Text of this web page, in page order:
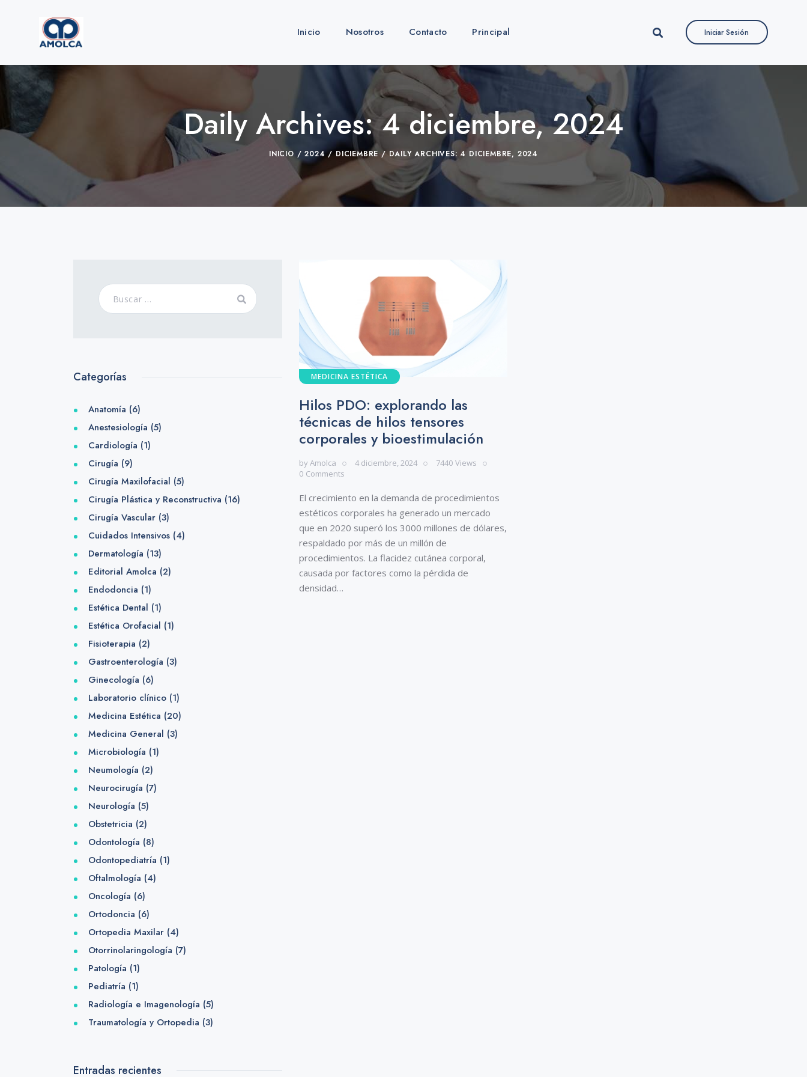
Inicio Nosotros Contacto Principal Iniciar Sesión
Daily Archives: 4 diciembre, 2024
INICIO 2024 DICIEMBRE DAILY ARCHIVES: 4 DICIEMBRE, 2024
MEDICINA ESTÉTICA
Hilos PDO: explorando las
técnicas de hilos tensores
corporales y bioestimulación
byAmolca 4 diciembre, 2024 7440 Views
0 Comments
El crecimiento en la demanda de procedimientos
estéticos corporales ha generado un mercado
que en 2020 superó los 3000 millones de dólares,
respaldado por más de un millón de
procedimientos. La flacidez cutánea corporal,
causada por factores como la pérdida de
densidad…
Categorías
Anatomía (6)
Anestesiología (5)
Cardiología (1)
Cirugía (9)
Cirugía Maxilofacial (5)
Cirugía Plástica y Reconstructiva (16)
Cirugía Vascular(3)
Cuidados Intensivos(4)
Dermatología (13)
Editorial Amolca (2)
Endodoncia (1)
Estética Dental (1)
Estética Orofacial (1)
Fisioterapia (2)
Gastroenterología (3)
Ginecología (6)
Laboratorio clínico(1)
Medicina Estética (20)
Medicina General (3)
Microbiología (1)
Neumología (2)
Neurocirugía (7)
Neurología (5)
Obstetricia (2)
Odontología (8)
Odontopediatría (1)
Oftalmología (4)
Oncología (6)
Ortodoncia (6)
Ortopedia Maxilar(4)
Otorrinolaringología (7)
Patología (1)
Pediatría (1)
Radiología e Imagenología (5)
Traumatología y Ortopedia (3)
Entradas recientes